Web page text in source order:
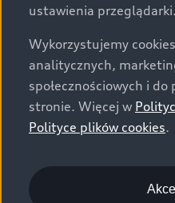
Audi.
Wszystkie produkowane
są wykonywane z
względem możliwości
określone w normie ISO
europejskimi
o.o. podlega
użytkownikom
ustawienia przeglądarki.
Wykorzystujemy
analitycznych,
społecznościowych i
stronie. Więcej w
Polityce plików cookies.